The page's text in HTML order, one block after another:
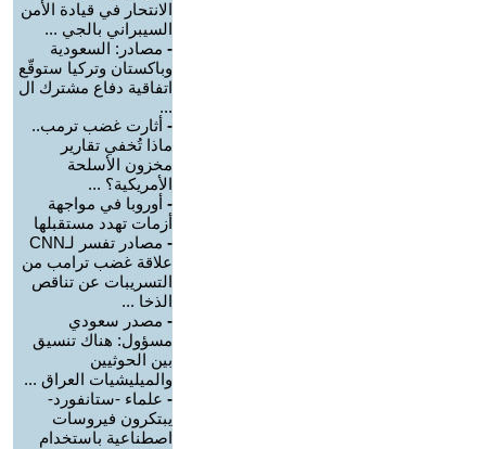
الانتحار في قيادة الأمن
السيبراني بالجي ...
- مصادر: السعودية
وباكستان وتركيا ستوقّع
اتفاقية دفاع مشترك ال
...
- أثارت غضب ترمب..
ماذا تُخفي تقارير
مخزون الأسلحة
الأمريكية؟ ...
- أوروبا في مواجهة
أزمات تهدد مستقبلها
-
مصادر تفسر لـCNN
علاقة غضب ترامب من
التسريبات عن تناقص
الذخا ...
- مصدر سعودي
مسؤول: هناك تنسيق
بين الحوثيين
والميليشيات العراق ...
- علماء -ستانفورد-
يبتكرون فيروسات
اصطناعية باستخدام